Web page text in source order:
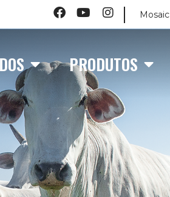
Mosaic
PRODUTOS